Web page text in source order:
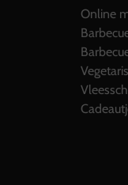
Online